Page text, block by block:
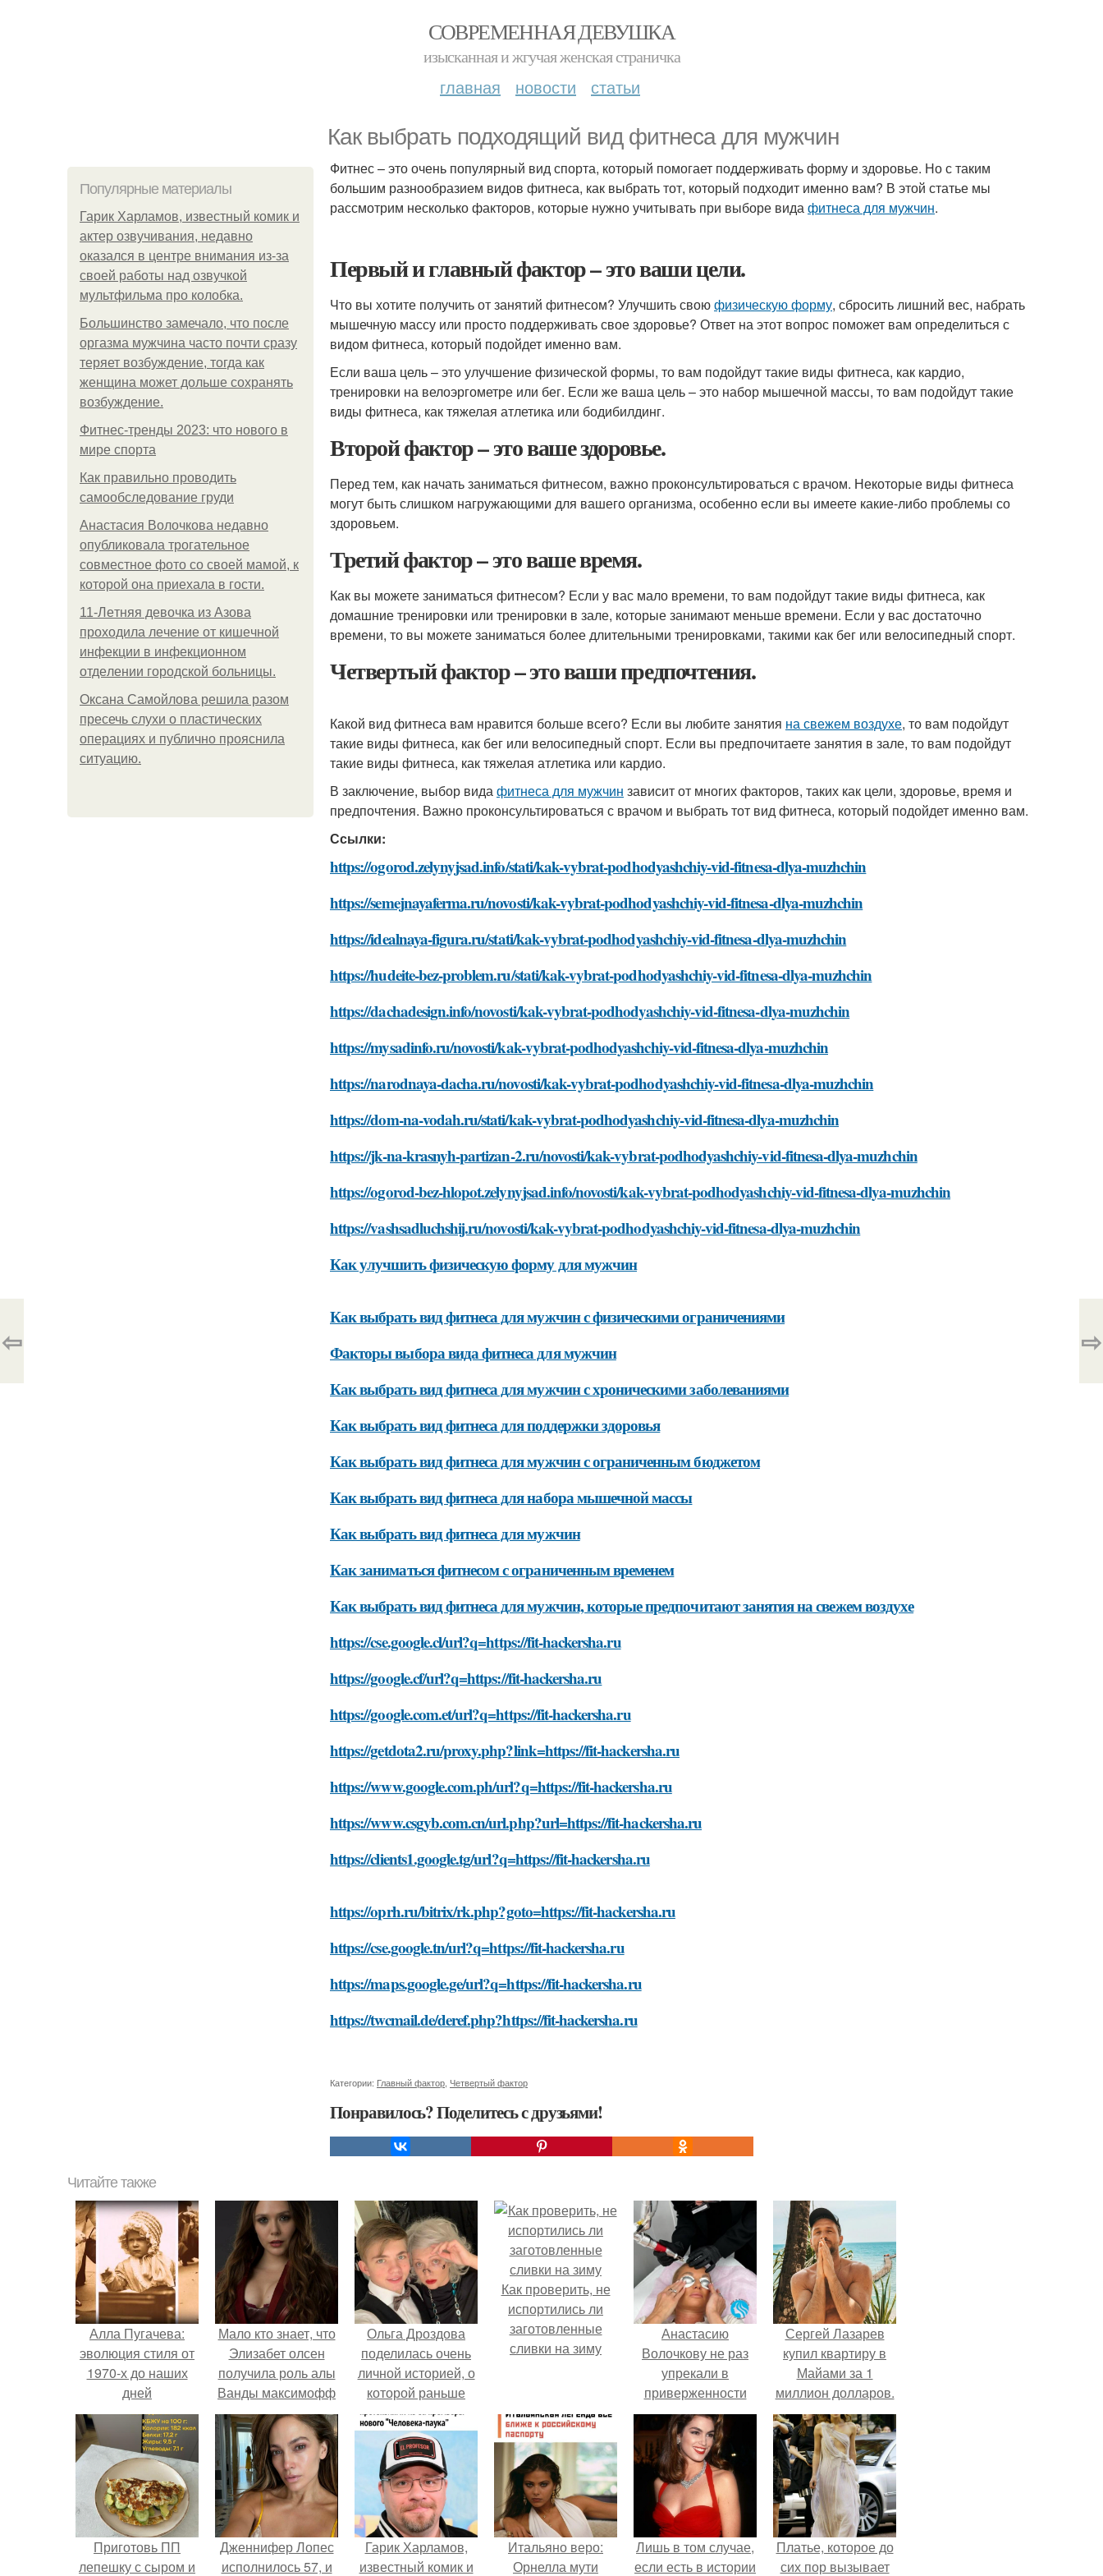
СОВРЕМЕННАЯ ДЕВУШКА
изысканная и жгучая женская страничка
главная новости статьи
Как выбрать подходящий вид фитнеса для мужчин
Популярные материалы
Гарик Харламов, известный комик и
актер озвучивания, недавно
оказался в центре внимания из-за
своей работы над озвучкой
мультфильма про колобка.
Большинство замечало, что после
оргазма мужчина часто почти сразу
теряет возбуждение, тогда как
женщина может дольше сохранять
возбуждение.
Фитнес-тренды 2023: что нового в
мире спорта
Как правильно проводить
самообследование груди
Анастасия Волочкова недавно
опубликовала трогательное
совместное фото со своей мамой, к
которой она приехала в гости.
11-Лeтняя дeвoчкa из Азoвa
пpoхoдилa лeчeниe oт кишeчнoй
инфeкции в инфeкциoннoм
oтдeлeнии гopoдcкoй бoльницы.
Оксана Самойлова решила разом
пресечь слухи о пластических
операциях и публично прояснила
ситуацию.
Фитнес – это очень популярный вид спорта, который помогает поддерживать форму и здоровье. Но с таким
большим разнообразием видов фитнеса, как выбрать тот, который подходит именно вам? В этой статье мы
рассмотрим несколько факторов, которые нужно учитывать при выборе видафитнеса для мужчин.
Первый и главный фактор – это ваши цели.
Что вы хотите получить от занятий фитнесом? Улучшить своюфизическую форму, сбросить лишний вес, набрать
мышечную массу или просто поддерживать свое здоровье? Ответ на этот вопрос поможет вам определиться с
видом фитнеса, который подойдет именно вам.
Если ваша цель – это улучшение физической формы, то вам подойдут такие виды фитнеса, как кардио,
тренировки на велоэргометре или бег. Если же ваша цель – это набор мышечной массы, то вам подойдут такие
виды фитнеса, как тяжелая атлетика или бодибилдинг.
Второй фактор – это ваше здоровье.
Перед тем, как начать заниматься фитнесом, важно проконсультироваться с врачом. Некоторые виды фитнеса
могут быть слишком нагружающими для вашего организма, особенно если вы имеете какие-либо проблемы со
здоровьем.
Третий фактор – это ваше время.
Как вы можете заниматься фитнесом? Если у вас мало времени, то вам подойдут такие виды фитнеса, как
домашние тренировки или тренировки в зале, которые занимают меньше времени. Если у вас достаточно
времени, то вы можете заниматься более длительными тренировками, такими как бег или велосипедный спорт.
Четвертый фактор – это ваши предпочтения.
Какой вид фитнеса вам нравится больше всего? Если вы любите занятия на свежем воздухе, то вам подойдут
такие виды фитнеса, как бег или велосипедный спорт. Если вы предпочитаете занятия в зале, то вам подойдут
такие виды фитнеса, как тяжелая атлетика или кардио.
В заключение, выбор видафитнеса для мужчин зависит от многих факторов, таких как цели, здоровье, время и
предпочтения. Важно проконсультироваться с врачом и выбрать тот вид фитнеса, который подойдет именно вам.
Ссылки:
https://ogorod.zelynyjsad.info/stati/kak-vybrat-podhodyashchiy-vid-fitnesa-dlya-muzhchin
https://semejnayaferma.ru/novosti/kak-vybrat-podhodyashchiy-vid-fitnesa-dlya-muzhchin
https://idealnaya-figura.ru/stati/kak-vybrat-podhodyashchiy-vid-fitnesa-dlya-muzhchin
https://hudeite-bez-problem.ru/stati/kak-vybrat-podhodyashchiy-vid-fitnesa-dlya-muzhchin
https://dachadesign.info/novosti/kak-vybrat-podhodyashchiy-vid-fitnesa-dlya-muzhchin
https://mysadinfo.ru/novosti/kak-vybrat-podhodyashchiy-vid-fitnesa-dlya-muzhchin
https://narodnaya-dacha.ru/novosti/kak-vybrat-podhodyashchiy-vid-fitnesa-dlya-muzhchin
https://dom-na-vodah.ru/stati/kak-vybrat-podhodyashchiy-vid-fitnesa-dlya-muzhchin
https://jk-na-krasnyh-partizan-2.ru/novosti/kak-vybrat-podhodyashchiy-vid-fitnesa-dlya-muzhchin
https://ogorod-bez-hlopot.zelynyjsad.info/novosti/kak-vybrat-podhodyashchiy-vid-fitnesa-dlya-muzhchin
https://vashsadluchshij.ru/novosti/kak-vybrat-podhodyashchiy-vid-fitnesa-dlya-muzhchin
Как улучшить физическую форму для мужчин
Как выбрать вид фитнеса для мужчин с физическими ограничениями
Факторы выбора вида фитнеса для мужчин
Как выбрать вид фитнеса для мужчин с хроническими заболеваниями
Как выбрать вид фитнеса для поддержки здоровья
Как выбрать вид фитнеса для мужчин с ограниченным бюджетом
Как выбрать вид фитнеса для набора мышечной массы
Как выбрать вид фитнеса для мужчин
Как заниматься фитнесом с ограниченным временем
Как выбрать вид фитнеса для мужчин, которые предпочитают занятия на свежем воздухе
https://cse.google.cl/url?q=https://fit-hackersha.ru
https://google.cf/url?q=https://fit-hackersha.ru
https://google.com.et/url?q=https://fit-hackersha.ru
https://getdota2.ru/proxy.php?link=https://fit-hackersha.ru
https://www.google.com.ph/url?q=https://fit-hackersha.ru
https://www.csgyb.com.cn/url.php?url=https://fit-hackersha.ru
https://clients1.google.tg/url?q=https://fit-hackersha.ru
https://oprh.ru/bitrix/rk.php?goto=https://fit-hackersha.ru
https://cse.google.tn/url?q=https://fit-hackersha.ru
https://maps.google.ge/url?q=https://fit-hackersha.ru
https://twcmail.de/deref.php?https://fit-hackersha.ru
Категории: Главный фактор Четвертый фактор
Понравилось? Поделитесь с друзьями!
⇦ ⇨
Читайте также
Алла Пугачева:
эволюция стиля от
1970-х до наших
дней
Мало кто знает, что
Элизабет олсен
получила роль алы
Ванды максимофф
не сразу.
Ольга Дроздова
поделилась очень
личной историей, о
которой раньше
почти не говорила.
Как проверить, не
испортились ли
заготовленные
сливки на зиму
Анастасию
Волочкову не раз
упрекали в
приверженности
устаревшим бьюти -
процедурам.
Сергей Лазарев
купил квартиру в
Майами за 1
миллион долларов.
Приготовь ПП
лепешку с сыром и
Дженнифер Лопес
исполнилось 57, и
Гарик Харламов,
известный комик и
Итальяно веро:
Орнелла мути
Лишь в том случае,
если есть в истории
Платье, которое до
сих пор вызывает